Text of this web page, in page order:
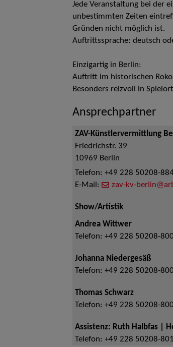
Jede Veranstaltung bei der
unbestimmten Zeiten
Gründen nicht möglich ist.
Auftrittssprache: deutsch
Einzigartig in Berlin:
Auftritt im historischen
Besonders reizvoll in
Ansprechpartner
ZAV-Künstlervermittlung
Friedrichstr. 39
10969 Berlin
Telefon: +49 228 50208-
E-Mail:
zav-kv-
Show/Artistik
Andrea Wittwer
Telefon: +49 228 50208-
Johanna Niedergesäß
Telefon: +49 228 50208-
Thomas Schwarz
Telefon: +49 228 50208-
Assistenz: Ruth Halbfas |
Telefon: +49 228 50208-